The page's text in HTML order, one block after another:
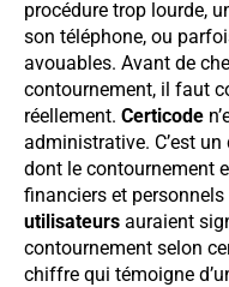
procédure trop lourde,
son téléphone, ou
avouables. Avant de
contournement, il faut
réellement. Certicode
administrative. C’est
dont le contournement
financiers et personnels
utilisateurs auraient
contournement selon
chiffre qui témoigne